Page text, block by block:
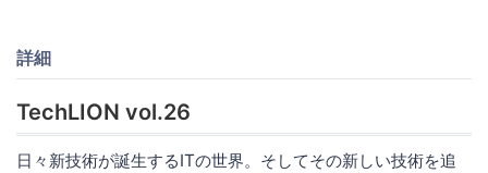
詳細
TechLION vol.26
日々新技術が誕生するITの世界。そしてその新しい技術を追